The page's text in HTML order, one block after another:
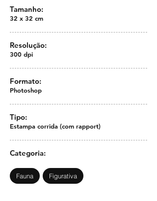
Tamanho:
32 x 32 cm
Resolução:
300 dpi
Formato:
Photoshop
Tipo:
Estampa corrida (com rapport)
Categoria:
Fauna Figurativa